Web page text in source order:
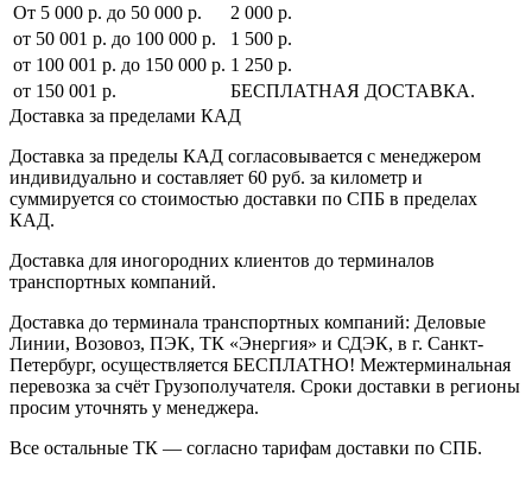
От 5 000 р. до 50 000 р.
2 000 р.
от 50 001 р. до 100 000 р.
1 500 р.
от 100 001 р. до 150 000 р. 1 250 р.
от 150 001 р.
БЕСПЛАТНАЯ ДОСТАВКА.
Доставка за пределами КАД
Доставка за пределы КАД согласовывается с менеджером
индивидуально и составляет 60 руб. за километр и
суммируется со стоимостью доставки по СПБ в пределах
КАД.
Доставка для иногородних клиентов до терминалов
транспортных компаний.
Доставка до терминала транспортных компаний: Деловые
Линии, Возовоз, ПЭК, ТК «Энергия» и СДЭК, в г. Санкт-
Петербург, осуществляется БЕСПЛАТНО! Межтерминальная
перевозка за счёт Грузополучателя. Сроки доставки в регионы
просим уточнять у менеджера.
Все остальные ТК — согласно тарифам доставки по СПБ.